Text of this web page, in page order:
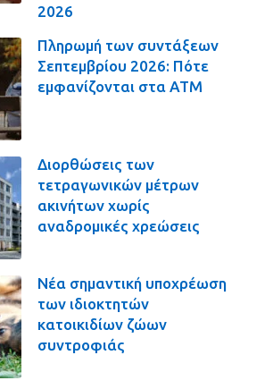
2026
Πληρωμή των συντάξεων
Σεπτεμβρίου 2026: Πότε
εμφανίζονται στα ΑΤΜ
Διορθώσεις των
τετραγωνικών μέτρων
ακινήτων χωρίς
αναδρομικές χρεώσεις
Νέα σημαντική υποχρέωση
των ιδιοκτητών
κατοικιδίων ζώων
συντροφιάς